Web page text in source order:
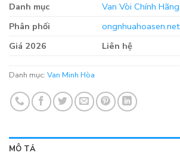
Danh mục
Van Vòi Chính Hãng
Phân phối
ongnhuahoasen.net
Giá 2026
Liên hệ
Danh mục: Van Minh Hòa
MÔ TẢ